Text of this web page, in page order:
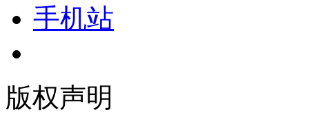
手机站
版权声明